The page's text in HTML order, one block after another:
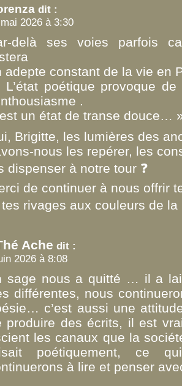
dit :
2026 à 3:30
delà ses voies parfois
adepte constant de la vie en
poétique provoque
.
un état de transe douce…
Brigitte, les lumières des
nous les repérer, les
dispenser à notre tour ❓
de continuer à nous offrir
tes rivages aux couleurs de
Ache dit :
2026 à 8:08
sage nous a quitté … il a
différentes, nous
c’est aussi une
produire des écrits, il est
les canaux que la
poétiquement, ce
à lire et penser